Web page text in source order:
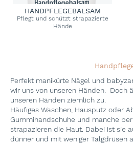
HANDPFLEGEBALSAM
Pflegt und schützt strapazierte
Hände
Perfekt manikürte Nägel und
wir uns von unseren Händen. Doch
unseren Händen ziemlich zu.
Häufiges Waschen, Hausputz oder
Gummihandschuhe und manche
strapazieren die Haut. Dabei ist sie
dünner und mit weniger Talgdrüsen